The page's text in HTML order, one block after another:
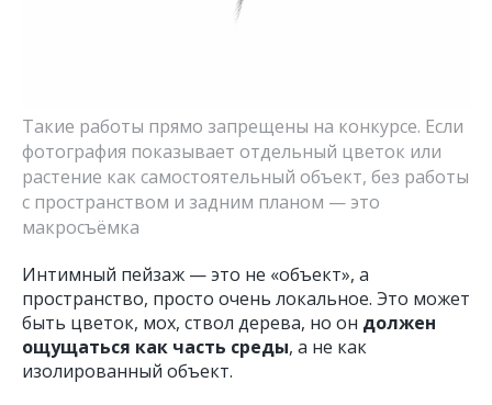
Такие работы прямо запрещены на конкурсе. Если
фотография показывает отдельный цветок или
растение как самостоятельный объект, без работы
с пространством и задним планом — это
макросъёмка
Интимный пейзаж — это не «объект», а
пространство, просто очень локальное. Это может
быть цветок, мох, ствол дерева, но он должен
ощущаться как часть среды, а не как
изолированный объект.